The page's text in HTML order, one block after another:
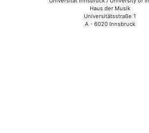
Haus der Musik
Universitätsstraße 1
A - 6020 Innsbruck